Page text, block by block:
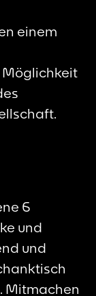
einem
6
und
und
Mitmachen